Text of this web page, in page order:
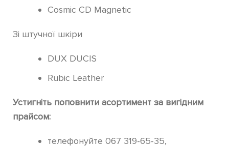
Cosmic CD Magnetic
Зі штучної шкіри
DUX DUCIS
Rubic Leather
Устигніть поповнити асортимент за вигідним
прайсом:
телефонуйте 067 319-65-35,